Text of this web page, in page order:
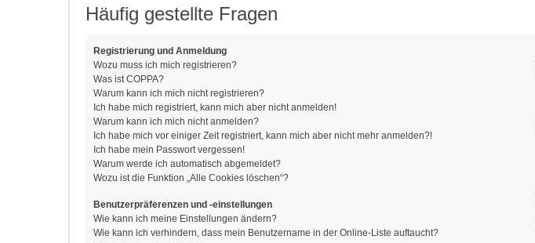
Häufig gestellte Fragen
Registrierung und Anmeldung
Wozu muss ich mich registrieren?
Was ist COPPA?
Warum kann ich mich nicht registrieren?
Ich habe mich registriert, kann mich aber nicht anmelden!
Warum kann ich mich nicht anmelden?
Ich habe mich vor einiger Zeit registriert, kann mich aber nicht mehr anmelden?!
Ich habe mein Passwort vergessen!
Warum werde ich automatisch abgemeldet?
Wozu ist die Funktion „Alle Cookies löschen“?
Benutzerpräferenzen und -einstellungen
Wie kann ich meine Einstellungen ändern?
Wie kann ich verhindern, dass mein Benutzername in der Online-Liste auftaucht?